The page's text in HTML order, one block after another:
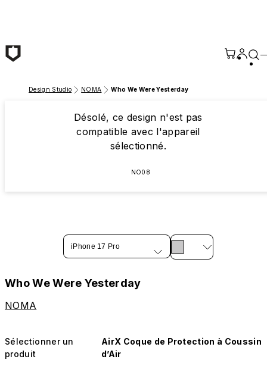
Design Studio NOMA Who We Were Yesterday
Désolé, ce design n'est pas
compatible avec l'appareil
sélectionné.
NO08
iPhone 17 Pro
Who We Were Yesterday
NOMA
Sélectionner un
produit
AirX Coque de Protection à Coussin
d’Air